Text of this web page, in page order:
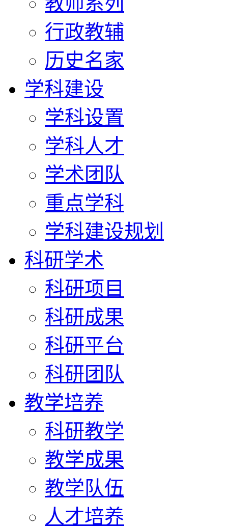
行政教辅
历史名家
学科建设
学科设置
学科人才
学术团队
重点学科
学科建设规划
科研学术
科研项目
科研成果
科研平台
科研团队
教学培养
科研教学
教学成果
教学队伍
人才培养